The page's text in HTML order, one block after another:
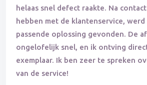
helaas snel defect raakte. Na
hebben met de klantenservice,
passende oplossing gevonden. De
ongelofelijk snel, en ik ontving
exemplaar. Ik ben zeer te spreken
van de service!